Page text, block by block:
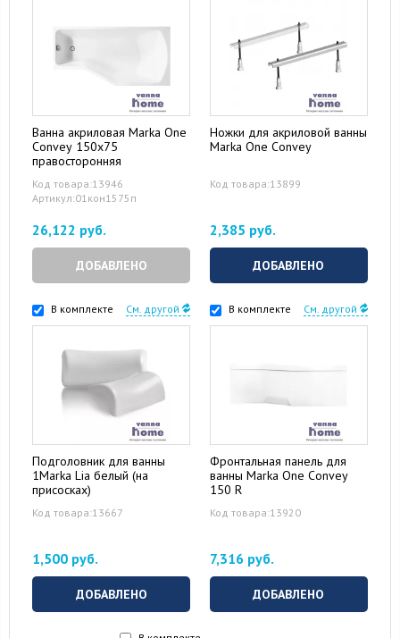
Ванна акриловая Marka One
Convey 150x75
правосторонняя
Код товара:13946
Артикул:01кон1575п
26,122 руб.
ДОБАВЛЕНО
Ножки для акриловой ванны
Marka One Convey
Код товара:13899
2,385 руб.
ДОБАВЛЕНО
В комплекте См. другой
Подголовник для ванны
1Marka Lia белый (на
присосках)
Код товара:13667
1,500 руб.
ДОБАВЛЕНО
В комплекте См. другой
Фронтальная панель для
ванны Marka One Convey
150 R
Код товара:13920
7,316 руб.
ДОБАВЛЕНО